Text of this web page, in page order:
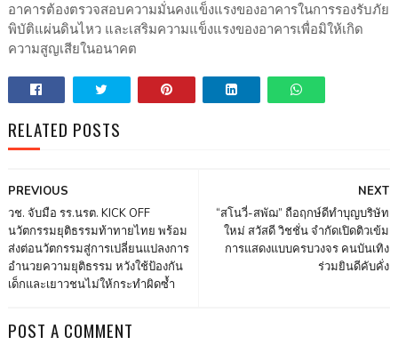
อาคารต้องตรวจสอบความมั่นคงแข็งแรงของอาคารในการรองรับภัย
พิบัติแผ่นดินไหว และเสริมความแข็งแรงของอาคารเพื่อมิให้เกิด
ความสูญเสียในอนาคต
RELATED POSTS
NEXT
“สโนวี่-สพัฌ” ถือฤกษ์ดีทำบุญบริษัท
ใหม่ สวัสดี วิชชั่น จำกัดเปิดติวเข้ม
การแสดงแบบครบวงจร คนบันเทิง
ร่วมยินดีคับคั่ง
PREVIOUS
วช. จับมือ รร.นรต. KICK OFF
นวัตกรรมยุติธรรมท้าทายไทย พร้อม
ส่งต่อนวัตกรรมสู่การเปลี่ยนแปลงการ
อำนวยความยุติธรรม หวังใช้ป้องกัน
เด็กและเยาวชนไม่ให้กระทำผิดซ้ำ
POST A COMMENT